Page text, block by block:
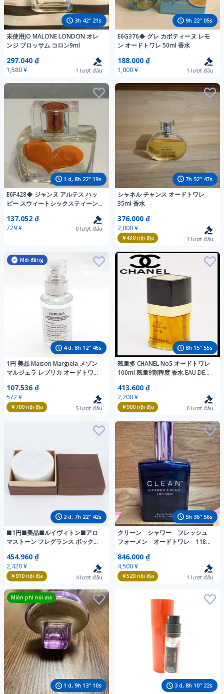
3h 42" 19 s
未使用JO MALONE LONDON オレ
ンジ ブロッサム コロン9ml
297.040 ₫
1,580 ¥ 1 lượt đấu
9h 22" 03s
E6G376◆ グレ カボティーヌ レモ
ン オードトワレ 50ml 香水
188.000 ₫
1,000 ¥ 1 lượt đấu
1 d, 8h 22" 17s
E6F428◆ ジャンヌ アルテス ハッ
ピー スウィートシックスティーン
137.052 ₫
729 ¥ 0 lượt đấu
7h 52" 45s
シャネル チャンス オードトワレ
35ml 香水
376.000 ₫
2,000 ¥
￥430nội địa 1 lượt đấu
4d, 8h 12" 44s
Mới đăng
1円 美品 Maison Margiela メゾン
マルジェラ レプリカ オードトワレ
ドトワレEDT BD6706AJ
107.536 ₫
572 ¥
￥700nội địa 5 lượt đấu
8h 15" 53s
残量多 CHANEL No5 オードトワレ
100ml 残量9割程度 香水 EAU DE
413.600 ₫
2,200 ¥
￥900nội địa 0 lượt đấu
2 d, 7h 22" 40s
■1円■美品■ルイヴィトン■アロ
マストーン フレグランス ボックス
テリア RIM EL42-5
454.960 ₫
2,420 ¥
￥910nội địa 4lượt đấu
5h 36" 54s
クリーン シャワー フレッシュ
フォーメン オードトワレ 118ml
846.000 ₫
4,500 ¥
￥520nội địa 1 lượt đấu
1 d, 9h 13" 08s
Miễn phí nội địa
3 d, 8h 10" 20s